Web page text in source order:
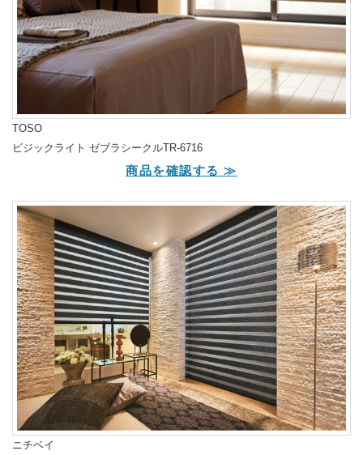
TOSO
ビジックライト ゼブラシークルTR-6716
商品を確認する ≫
ニチベイ